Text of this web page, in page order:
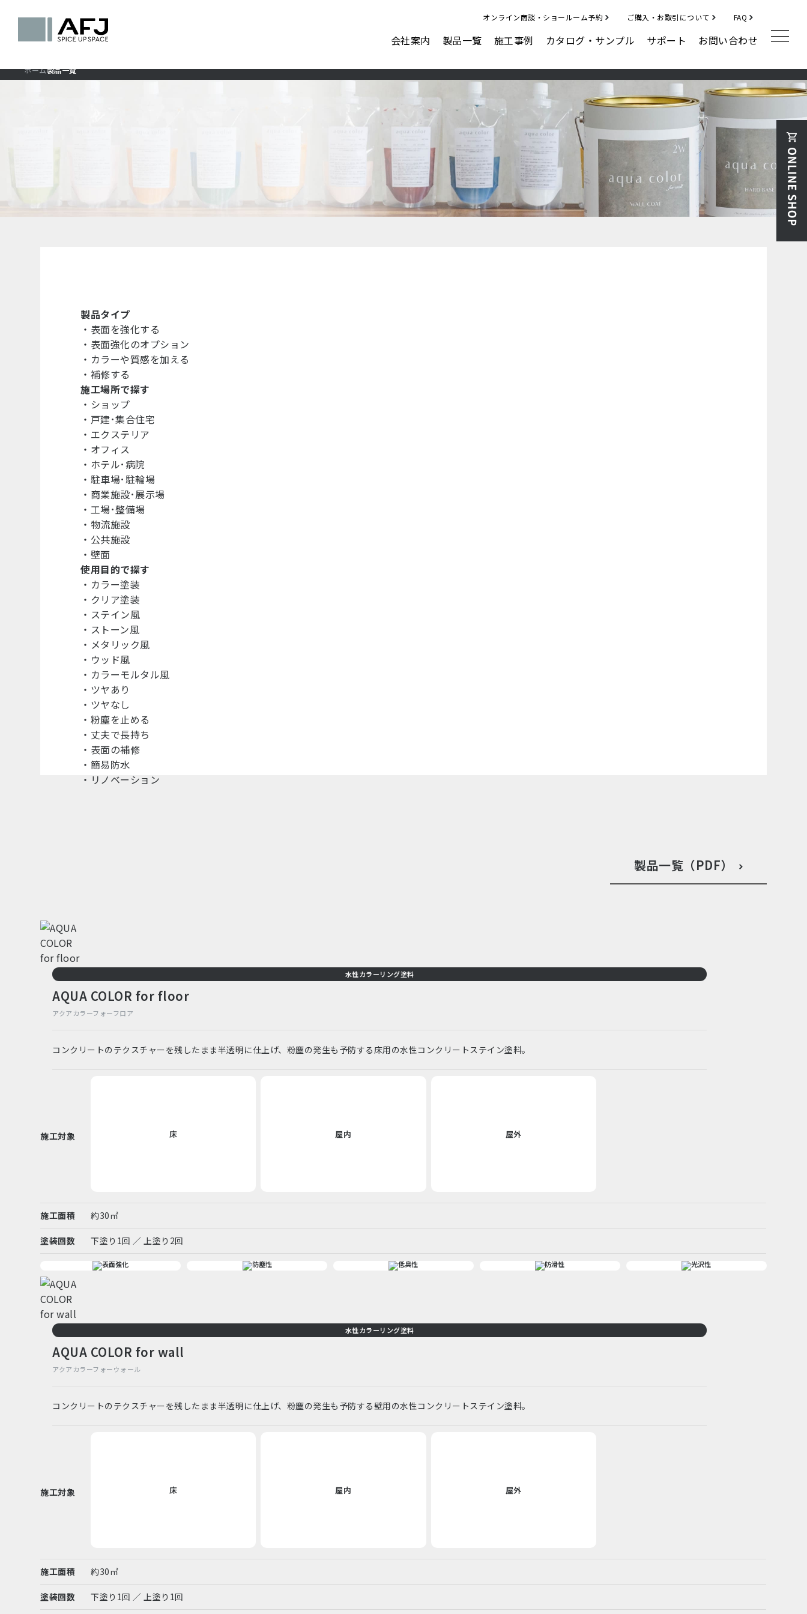
オンライン商談・ショールーム予約 ご購入・お取引について FAQ
会社案内
ビジョン
会社概要
AFJにできること
製品一覧
ガレージ＆ウォール
水性塗料
アクアカラー for floor
アクアカラー for wall
アクアカラー duo tone
ペイントクリート彩
カラーフィット
塗るテクスチャーMETAL
補修材
クラックフィラー
ディボットパッチ
その他
施工事例 カタログ・サンプル サポート お問い合わせ
ホーム製品一覧
製品タイプ
・ 表面を強化する
・ 表面強化のオプション
・ カラーや質感を加える
・ 補修する
施工場所で探す
・ ショップ
・ 戸建･集合住宅
・ エクステリア
・ オフィス
・ ホテル･病院
・ 駐車場･駐輪場
・ 商業施設･展示場
・ 工場･整備場
・ 物流施設
・ 公共施設
・ 壁面
使用目的で探す
・ カラー塗装
・ クリア塗装
・ ステイン風
・ ストーン風
・ メタリック風
・ ウッド風
・ カラーモルタル風
・ ツヤあり
・ ツヤなし
・ 粉塵を止める
・ 丈夫で長持ち
・ 表面の補修
・ 簡易防水
・ リノベーション
製品一覧（PDF）
水性カラーリング塗料
AQUA COLOR for floor
アクアカラーフォーフロア
コンクリートのテクスチャーを残したまま半透明に仕上げ、粉塵の発生も予防する床用の水性コンクリートステイン塗料。
施工対象 床 屋内 屋外
施工面積 約30㎡
塗装回数 下塗り1回 ／ 上塗り2回
水性カラーリング塗料
AQUA COLOR for wall
アクアカラーフォーウォール
コンクリートのテクスチャーを残したまま半透明に仕上げ、粉塵の発生も予防する壁用の水性コンクリートステイン塗料。
施工対象 床 屋内 屋外
施工面積 約30㎡
塗装回数 下塗り1回 ／ 上塗り1回